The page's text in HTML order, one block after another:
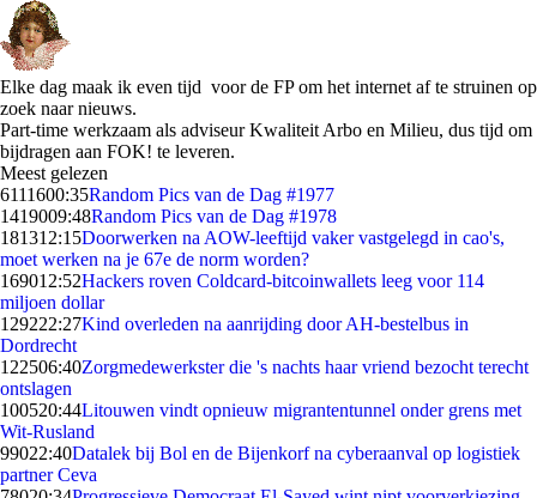
Elke dag maak ik even tijd voor de FP om het internet af te struinen op
zoek naar nieuws.
Part-time werkzaam als adviseur Kwaliteit Arbo en Milieu, dus tijd om
bijdragen aan FOK! te leveren.
Meest gelezen
6111600:35Random Pics van de Dag #1977
1419009:48Random Pics van de Dag #1978
181312:15Doorwerken na AOW-leeftijd vaker vastgelegd in cao's,
moet werken na je 67e de norm worden?
169012:52Hackers roven Coldcard-bitcoinwallets leeg voor 114
miljoen dollar
129222:27Kind overleden na aanrijding door AH-bestelbus in
Dordrecht
122506:40Zorgmedewerkster die 's nachts haar vriend bezocht terecht
ontslagen
100520:44Litouwen vindt opnieuw migrantentunnel onder grens met
Wit-Rusland
99022:40Datalek bij Bol en de Bijenkorf na cyberaanval op logistiek
partner Ceva